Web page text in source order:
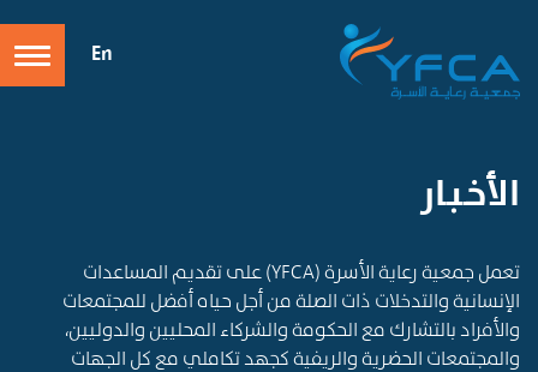
En
الأخـبـار
تعمل جمعية رعاية الأسرة (YFCA) على تقديم المساعدات
الإنسانية والتدخلات ذات الصلة من أجل حياه أفضل للمجتمعات
والأفراد بالتشارك مع الحكومة والشركاء المحليين والدوليين،
والمجتمعات الحضرية والريفية كجهد تكاملي مع كل الجهات